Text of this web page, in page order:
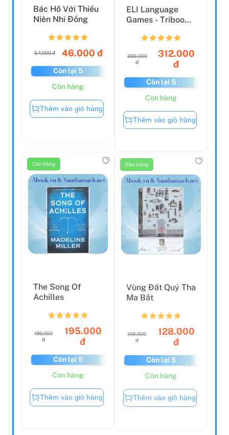
Bác Hồ Với Thiếu
Niên Nhi Đồng
54.000 đ 46.000 đ
Còn lại 5
Còn hàng
Thêm vào giỏ hàng
ELI Language
Games - Triboo
335.000
đ
312.000
đ
Còn lại 5
Còn hàng
Thêm vào giỏ hàng
Còn hàng
The Song Of
Achilles
196.000
đ
195.000
đ
Còn lại 5
Còn hàng
Thêm vào giỏ hàng
Còn hàng
Vùng Đất Quỷ Tha
Ma Bắt
168.000
đ
128.000
đ
Còn lại 5
Còn hàng
Thêm vào giỏ hàng